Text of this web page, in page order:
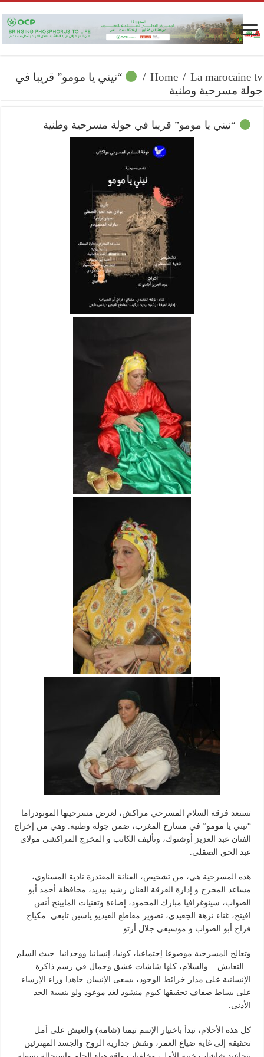
Home / La marocaine tv
/
“نيني يا مومو” قريبا في
جولة مسرحية وطنية
“نيني يا مومو” قريبا في جولة مسرحية وطنية
تستعد فرقة السلام المسرحي مراكش، لعرض مسرحيتها المونودراما
“نيني يا مومو” في مسارح المغرب، ضمن جولة وطنية. وهي من إخراج
الفنان عبد العزيز أوشنوك، وتأليف الكاتب و المخرج المراكشي مولاي
عبد الحق الصقلي.
هذه المسرحية هي، من تشخيص، الفنانة المقتدرة نادية المسناوي،
مساعد المخرج و إدارة الفرقة الفنان رشيد بيديد، محافظة أحمد أبو
الصواب، سينوغرافيا مبارك المحمود، إضاءة وتقنيات المابينج أنس
افيتح، غناء نزهة الجعيدي، تصوير مقاطع الفيديو ياسين تابعي. مكياج
فراح أبو الصواب و موسيقى جلال أرتو.
وتعالج المسرحية موضوعا إجتماعيا، كونيا، إنسانيا ووجدانيا. حيث السلم
.. التعايش .. والسلام، كلها شاشات عشق وجمال في رسم ذاكرة
الإنسانية على مدار خرائط الوجود، يسعى الإنسان جاهدا وراء الإرساء
على بساط ضفاف تحقيقها كيوم منشود لغد موعود ولو بنسبة الحد
الأدنى.
كل هذه الأحلام، تبدأ باختيار الإسم تيمنا (شامة) والعيش على أمل
تحقيقه إلى غاية ضياع العمر، ونقش جدارية الروح والجسد المهترئين